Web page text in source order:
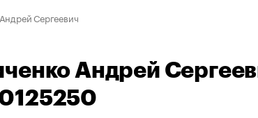
Сергеевич
Андрей